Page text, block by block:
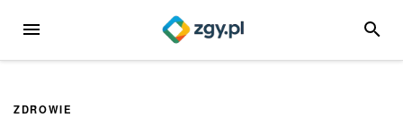
MENU
ZDROWIE